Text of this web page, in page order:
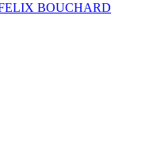
BOUCHARD